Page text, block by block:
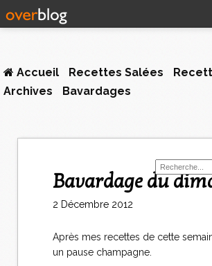
Accueil Recettes Salées
Archives
Bavardages
Bavardage du
2 Décembre 2012
Après mes recettes de cette
un pause champagne.